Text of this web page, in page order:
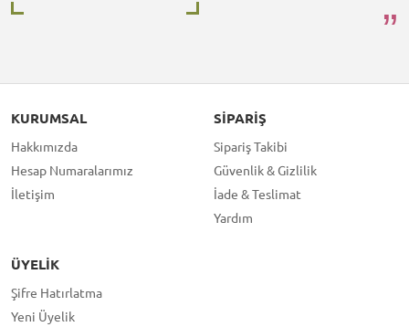
KURUMSAL
Hakkımızda
Hesap Numaralarımız
İletişim
SIPARIŞ
Sipariş Takibi
Güvenlik & Gizlilik
İade & Teslimat
Yardım
ÜYELIK
Şifre Hatırlatma
Yeni Üyelik